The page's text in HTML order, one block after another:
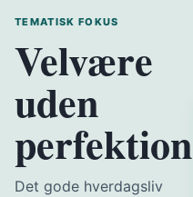
TEMATISK FOKUS
Velvære
uden
perfektion
Det gode hverdagsliv